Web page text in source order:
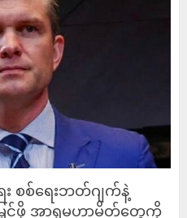
စစ်ရေးဘတ်ဂျက်နဲ့
ြှင့်ဖို့ အာရှမဟာမိတ်တွေကို